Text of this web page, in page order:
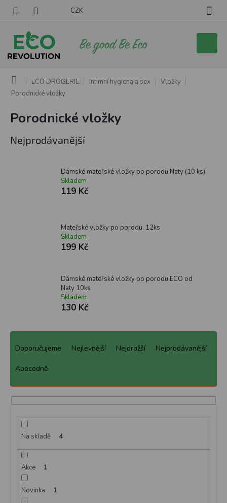
CZK
košík
Domů ECO DROGERIE Intimní hygiena a sex
Vložky
Porodnické vložky
Porodnické vložky
Nejprodávanější
Dámské mateřské vložky po porodu Naty (10 ks)
Skladem
119 Kč
Mateřské vložky po porodu, 12ks
Skladem
199 Kč
Dámské mateřské vložky po porodu ECO od
Naty 10ks
Skladem
130 Kč
Ř
p
Doporučujeme Nejlevnější Nejdražší Nejprodávanější
Abecedně
Na skladě 4
Akce 1
Novinka 1